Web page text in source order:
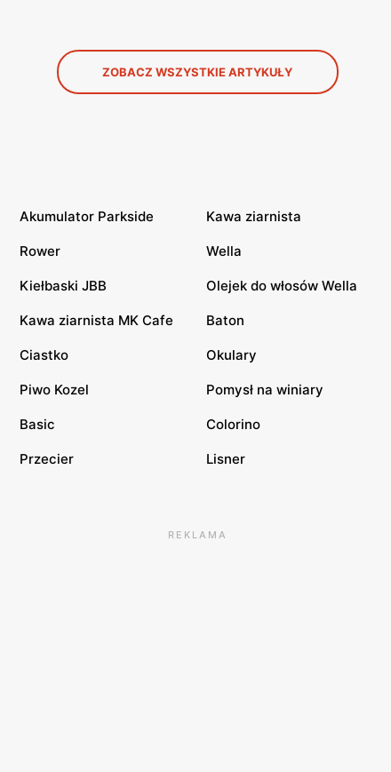
ZOBACZ WSZYSTKIE ARTYKUŁY
Akumulator Parkside Kawa ziarnista
Rower Wella
Kiełbaski JBB Olejek do włosów Wella
Kawa ziarnista MK Cafe Baton
Ciastko Okulary
Piwo Kozel Pomysł na winiary
Basic Colorino
Przecier Lisner
REKLAMA